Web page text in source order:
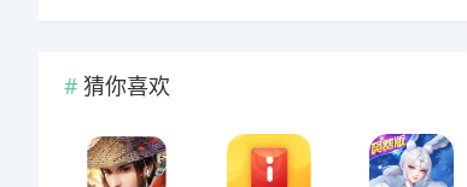
猜你喜欢